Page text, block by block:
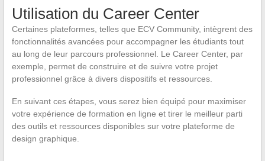
Utilisation du Career Center
Certaines plateformes, telles que ECV Community, intègrent des
fonctionnalités avancées pour accompagner les étudiants tout
au long de leur parcours professionnel. Le Career Center, par
exemple, permet de construire et de suivre votre projet
professionnel grâce à divers dispositifs et ressources.
En suivant ces étapes, vous serez bien équipé pour maximiser
votre expérience de formation en ligne et tirer le meilleur parti
des outils et ressources disponibles sur votre plateforme de
design graphique.